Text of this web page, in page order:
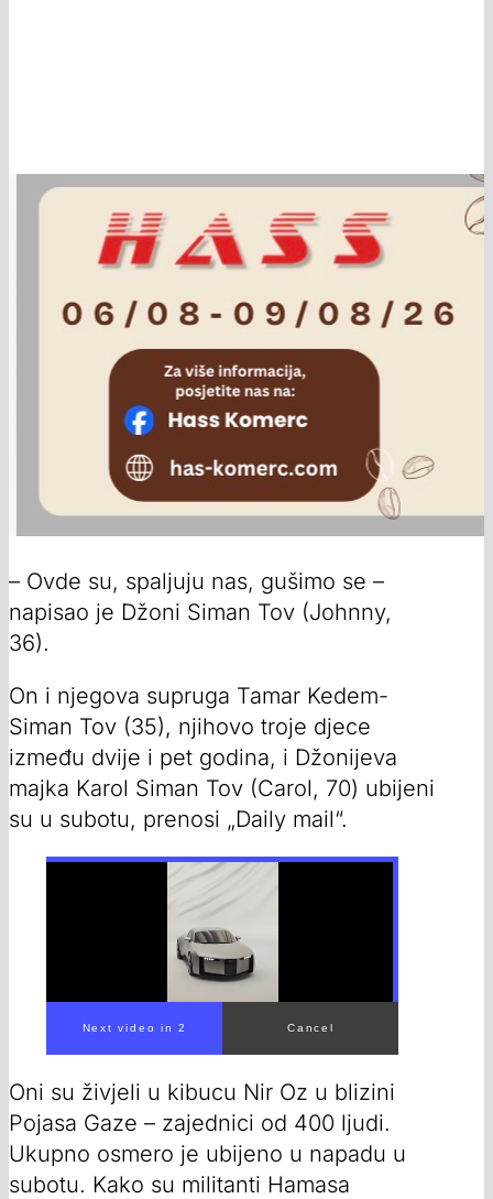
– Ovde su, spaljuju nas, gušimo se –
napisao je Džoni Siman Tov (Johnny,
36).
On i njegova supruga Tamar Kedem-
Siman Tov (35), njihovo troje djece
između dvije i pet godina, i Džonijeva
majka Karol Siman Tov (Carol, 70) ubijeni
su u subotu, prenosi „Daily mail“.
00:00/ 00:24
Oni su živjeli u kibucu Nir Oz u blizini
Pojasa Gaze – zajednici od 400 ljudi.
Ukupno osmero je ubijeno u napadu u
subotu. Kako su militanti Hamasa